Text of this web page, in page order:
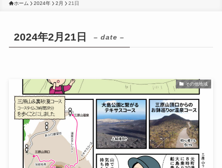
ホーム 2024年 2月 21日
2024年2月21日 – date –
その他地域